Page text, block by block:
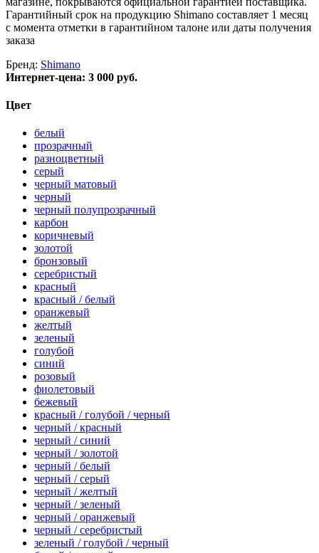
Гарантийный срок на продукцию Shimano составляет 1 месяц
с момента отметки в гарантийном талоне или даты получения
заказа
Бренд: Shimano
Интернет-цена: 3 000 руб.
Цвет
белый
прозрачный
разноцветный
серый
черный матовый
черный
черный полупрозрачный
карбон
коричневый
золотой
бронзовый
серебристый
красный
красный / белый
оранжевый
желтый
зеленый
голубой
синий
розовый
фиолетовый
бежевый
красный / голубой / черный
черный / красный
черный / синий
черный / золотой
черный / белый
черный / серый
черный / желтый
черный / зеленый
черный / оранжевый
черный / серебристый
зеленый / голубой / черный